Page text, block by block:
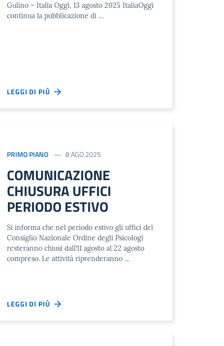
Gulino – Italia Oggi, 13 agosto 2025 ItaliaOggi
continua la pubblicazione di …
LEGGI DI PIÙ
PRIMO PIANO 8 AGO 2025
COMUNICAZIONE
CHIUSURA UFFICI
PERIODO ESTIVO
Si informa che nel periodo estivo gli uffici del
Consiglio Nazionale Ordine degli Psicologi
resteranno chiusi dall’11 agosto al 22 agosto
compreso. Le attività riprenderanno …
LEGGI DI PIÙ